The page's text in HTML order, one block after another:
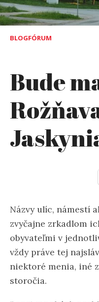
BLOGFÓRUM
Bude
Názvy ulíc, námestí
zvyčajne zrkadlom
obyvateľmi v
vždy práve tej
niektoré menia, iné
storočia.